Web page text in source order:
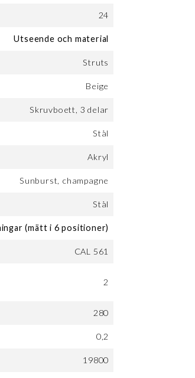
24
Utseende och material
Struts
Beige
Skruvboett, 3 delar
Stål
Akryl
Sunburst, champagne
Stål
(mätt i 6 positioner)
CAL 561
2
280
0,2
19800